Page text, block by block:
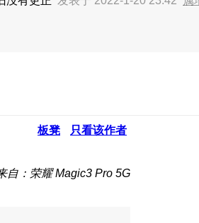
板凳 只看该作者
自：荣耀 Magic3 Pro 5G